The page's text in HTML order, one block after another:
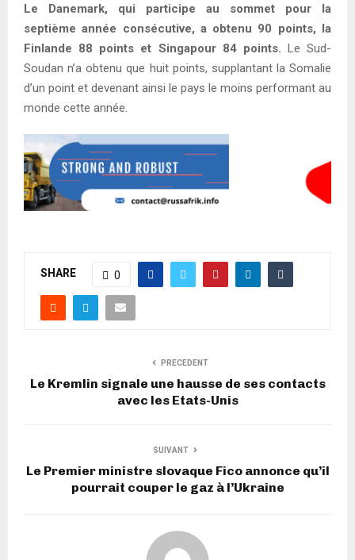
Le Danemark, qui participe au sommet pour la
septième année consécutive, a obtenu 90 points, la
Finlande 88 points et Singapour 84 points. Le Sud-
Soudan n’a obtenu que huit points, supplantant la Somalie
d’un point et devenant ainsi le pays le moins performant au
monde cette année.
SHARE 0
PRECEDENT
Le Kremlin signale une hausse de ses contacts
avec les Etats-Unis
SUIVANT
Le Premier ministre slovaque Fico annonce qu’il
pourrait couper le gaz à l’Ukraine